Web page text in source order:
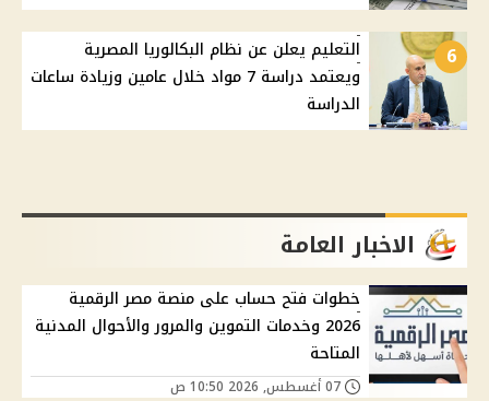
6
التعليم يعلن عن نظام البكالوريا المصرية
ويعتمد دراسة 7 مواد خلال عامين وزيادة ساعات
الدراسة
الاخبار العامة
خطوات فتح حساب على منصة مصر الرقمية
2026 وخدمات التموين والمرور والأحوال المدنية
المتاحة